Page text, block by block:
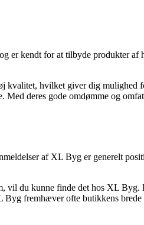
er kendt for at tilbyde produkter
kvalitet, hvilket giver dig mulighed
deres gode omdømme og
af XL Byg er generelt
vil du kunne finde det hos XL Byg.
fremhæver ofte butikkens